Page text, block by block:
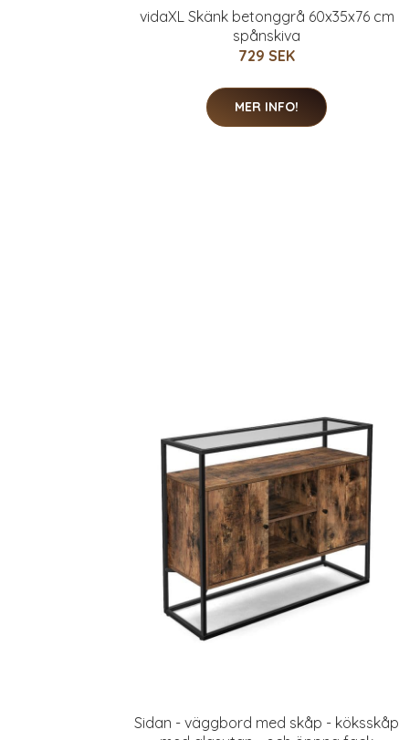
vidaXL Skänk betonggrå 60x35x76 cm
spånskiva
729 SEK
MER INFO!
Sidan - väggbord med skåp - köksskåp